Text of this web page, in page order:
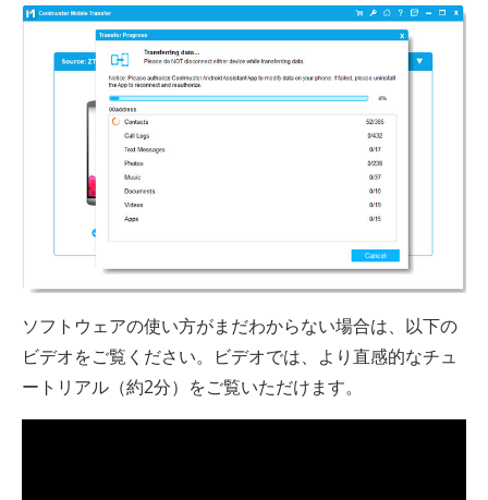
ソフトウェアの使い方がまだわからない場合は、以下の
ビデオをご覧ください。ビデオでは、より直感的なチュ
ートリアル（約2分）をご覧いただけます。